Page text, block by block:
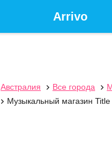
Arrivo
Австралия  Все города 
 Музыкальный магазин Title